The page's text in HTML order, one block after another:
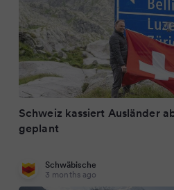
Schweiz kassiert Ausländer
geplant
Schwäbische
3 months ago